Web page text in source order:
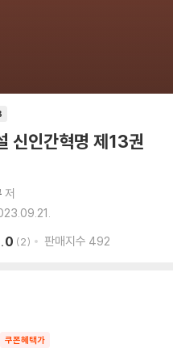
신인간혁명 제13권
저
2 판매지수 492
쿠폰혜택가